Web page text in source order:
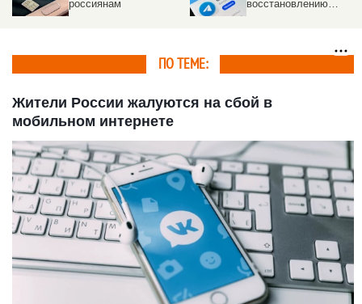
россиянам
восстановлению
ПО ТЕМЕ:
Жители России жалуются на сбой в
мобильном интернете